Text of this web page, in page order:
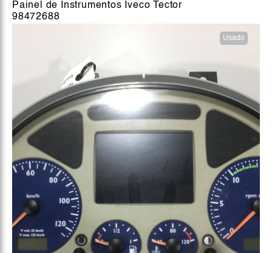
Painel de Instrumentos Iveco Tector
98472688
Usado